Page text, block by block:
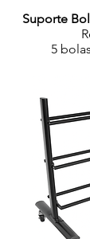
Suporte
5